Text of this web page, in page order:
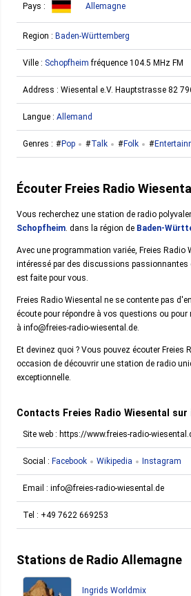
Pays : Allemagne
Region : Baden-Württemberg
Ville : Schopfheim fréquence 104.5 MHz FM
Address : Wiesental e.V. Hauptstrasse 82
Langue : Allemand
Genres : Pop Talk Folk
Écouter Freies Radio
Vous recherchez une station de radio
Schopfheim. dans la région de Baden-
Avec une programmation variée, Freies
intéressé par des discussions passionnantes
est faite pour vous.
Freies Radio Wiesental ne se contente pas
écoute pour répondre à vos questions ou
à info@freies-radio-wiesental.de.
Et devinez quoi ? Vous pouvez écouter
occasion de découvrir une station de radio
exceptionnelle.
Contacts Freies Radio Wiesental
Site web : https://www.freies-radio-
Social : Facebook Wikipedia Instagram
Email : info@freies-radio-wiesental.de
Tel : +49 7622 669253
Stations de Radio Allemagne
Ingrids Worldmix